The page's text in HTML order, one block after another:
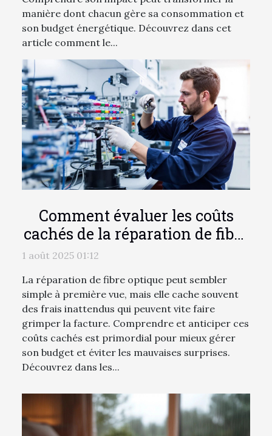
manière dont chacun gère sa consommation et
son budget énergétique. Découvrez dans cet
article comment le...
Comment évaluer les coûts
cachés de la réparation de fibre
1 août 2025 01:12
La réparation de fibre optique peut sembler
simple à première vue, mais elle cache souvent
des frais inattendus qui peuvent vite faire
grimper la facture. Comprendre et anticiper ces
coûts cachés est primordial pour mieux gérer
son budget et éviter les mauvaises surprises.
Découvrez dans les...